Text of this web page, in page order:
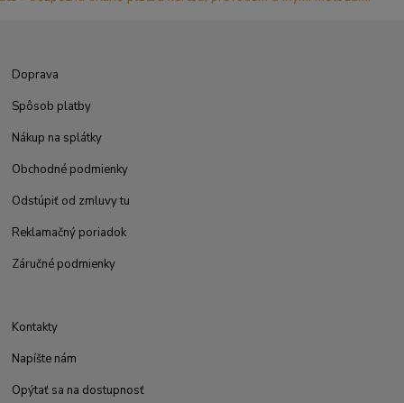
Doprava
Spôsob platby
Nákup na splátky
Obchodné podmienky
Odstúpiť od zmluvy tu
Reklamačný poriadok
Záručné podmienky
Kontakty
Napíšte nám
Opýtať sa na dostupnosť